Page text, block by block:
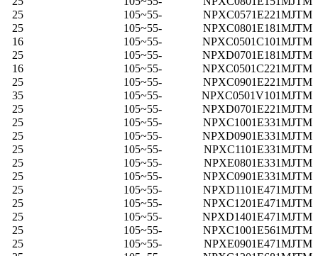
NPXC0571E221MJTM
-55~105
25
NPXC0801E181MJTM
-55~105
25
NPXC0501C101MJTM
-55~105
16
NPXD0701E181MJTM
-55~105
25
NPXC0501C221MJTM
-55~105
16
NPXC0901E221MJTM
-55~105
25
NPXC0501V101MJTM
-55~105
35
NPXD0701E221MJTM
-55~105
25
NPXC1001E331MJTM
-55~105
25
NPXD0901E331MJTM
-55~105
25
NPXC1101E331MJTM
-55~105
25
NPXE0801E331MJTM
-55~105
25
NPXC0901E331MJTM
-55~105
25
NPXD1101E471MJTM
-55~105
25
NPXC1201E471MJTM
-55~105
25
NPXD1401E471MJTM
-55~105
25
NPXC1001E561MJTM
-55~105
25
NPXE0901E471MJTM
-55~105
25